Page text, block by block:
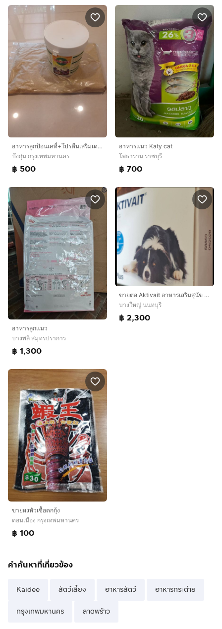
อาหารลูกป้อนเคที่+โปรตีนเสริมเดนคาวิท
บึงกุ่ม กรุงเทพมหานคร
฿ 500
อาหารแมว Katy cat
โพธาราม ราชบุรี
฿ 700
อาหารลูกแมว
บางพลี สมุทรปราการ
฿ 1,300
ขายต่อ Aktivait อาหารเสริมสุนัข 1 กล่อง 60 แคปซูล
บางใหญ่ นนทบุรี
฿ 2,300
ขายผงหัวเชื้อตกกุ้ง
ดอนเมือง กรุงเทพมหานคร
฿ 100
คำค้นหาที่เกี่ยวข้อง
Kaidee สัตว์เลี้ยง อาหารสัตว์ อาหารกระต่าย
กรุงเทพมหานคร ลาดพร้าว